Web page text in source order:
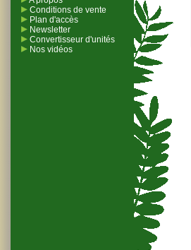
Conditions de vente
Plan d'accès
Newsletter
Convertisseur d'unités
Nos vidéos